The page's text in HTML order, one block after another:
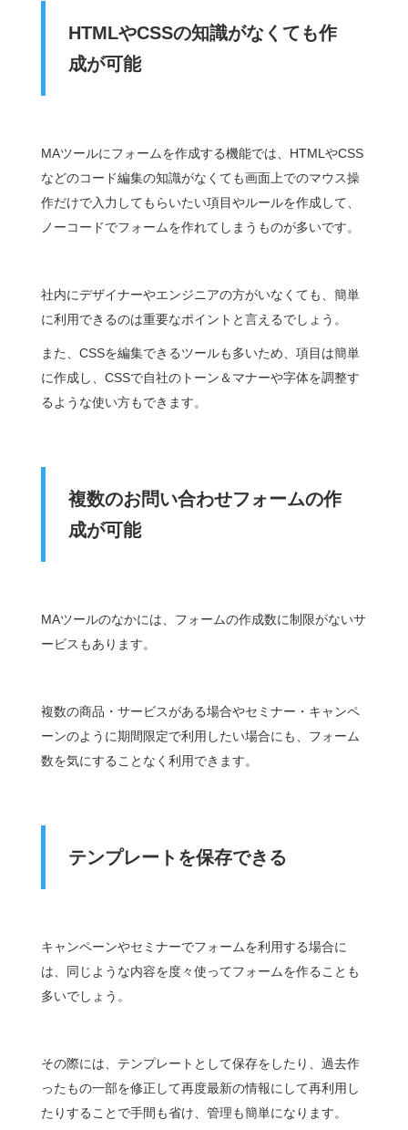
HTMLやCSSの知識がなくても作
成が可能
MAツールにフォームを作成する機能では、HTMLやCSS
などのコード編集の知識がなくても画面上でのマウス操
作だけで入力してもらいたい項目やルールを作成して、
ノーコードでフォームを作れてしまうものが多いです。
社内にデザイナーやエンジニアの方がいなくても、簡単
に利用できるのは重要なポイントと言えるでしょう。
また、CSSを編集できるツールも多いため、項目は簡単
に作成し、CSSで自社のトーン＆マナーや字体を調整す
るような使い方もできます。
複数のお問い合わせフォームの作
成が可能
MAツールのなかには、フォームの作成数に制限がないサ
ービスもあります。
複数の商品・サービスがある場合やセミナー・キャンペ
ーンのように期間限定で利用したい場合にも、フォーム
数を気にすることなく利用できます。
テンプレートを保存できる
キャンペーンやセミナーでフォームを利用する場合に
は、同じような内容を度々使ってフォームを作ることも
多いでしょう。
その際には、テンプレートとして保存をしたり、過去作
ったもの一部を修正して再度最新の情報にして再利用し
たりすることで手間も省け、管理も簡単になります。